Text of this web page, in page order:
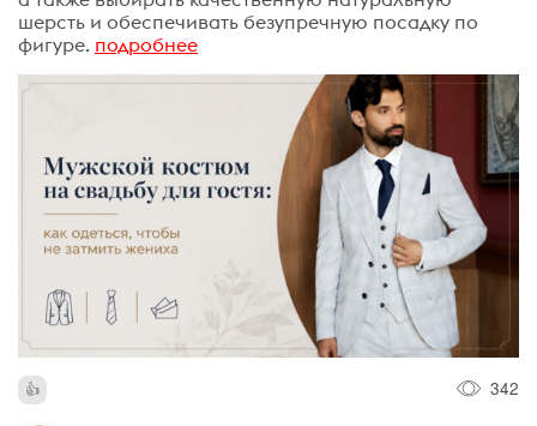
шерсть и обеспечивать безупречную посадку по
фигуре. подробнее
342